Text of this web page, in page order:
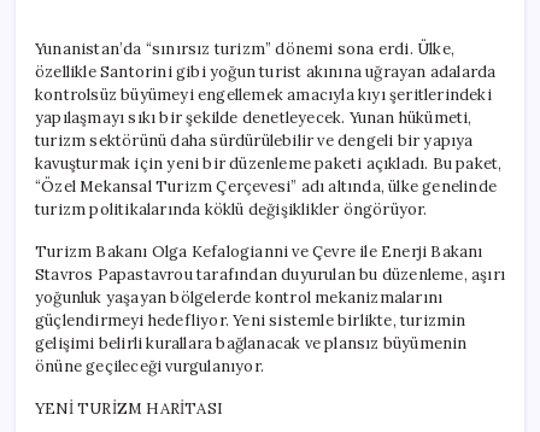
Giriş
Kuralları
Değişiyor
için
Yunanistan’da “sınırsız turizm” dönemi sona erdi. Ülke,
özellikle Santorini gibi yoğun turist akınına uğrayan adalarda
kontrolsüz büyümeyi engellemek amacıyla kıyı şeritlerindeki
yapılaşmayı sıkı bir şekilde denetleyecek. Yunan hükümeti,
turizm sektörünü daha sürdürülebilir ve dengeli bir yapıya
kavuşturmak için yeni bir düzenleme paketi açıkladı. Bu paket,
“Özel Mekansal Turizm Çerçevesi” adı altında, ülke genelinde
turizm politikalarında köklü değişiklikler öngörüyor.
Turizm Bakanı Olga Kefalogianni ve Çevre ile Enerji Bakanı
Stavros Papastavrou tarafından duyurulan bu düzenleme, aşırı
yoğunluk yaşayan bölgelerde kontrol mekanizmalarını
güçlendirmeyi hedefliyor. Yeni sistemle birlikte, turizmin
gelişimi belirli kurallara bağlanacak ve plansız büyümenin
önüne geçileceği vurgulanıyor.
YENİ TURİZM HARİTASI